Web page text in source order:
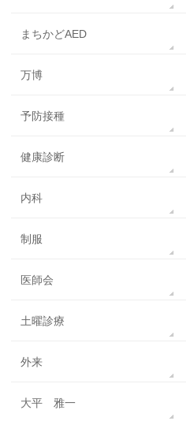
まちかどAED
万博
予防接種
健康診断
内科
制服
医師会
土曜診療
外来
大平 雅一